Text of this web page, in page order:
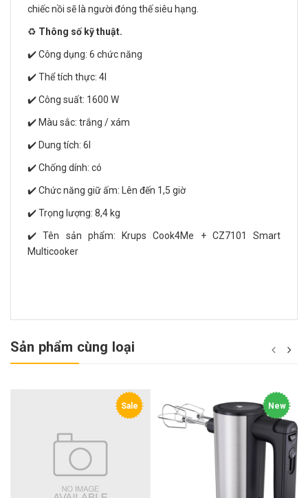
chiếc nồi sẽ là người đóng thế siêu hạng.
♻️ Thông số kỹ thuật.
✔️ Công dụng: 6 chức năng
✔️ Thể tích thực: 4l
✔️ Công suất: 1600 W
✔️ Màu sắc: trắng / xám
✔️ Dung tích: 6l
✔️ Chống dính: có
✔️ Chức năng giữ ấm: Lên đến 1,5 giờ
✔️ Trọng lượng: 8,4 kg
✔️ Tên sản phẩm: Krups Cook4Me + CZ7101 Smart
Multicooker
Sản phẩm cùng loại
Sale New